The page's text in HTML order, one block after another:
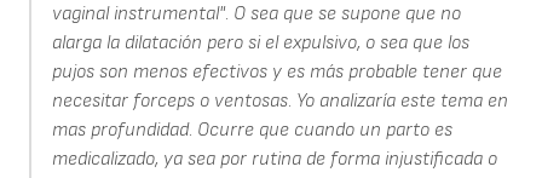
vaginal instrumental". O sea que se supone que no
alarga la dilatación pero si el expulsivo, o sea que los
pujos son menos efectivos y es más probable tener que
necesitar forceps o ventosas. Yo analizaría este tema en
mas profundidad. Ocurre que cuando un parto es
medicalizado, ya sea por rutina de forma injustificada o